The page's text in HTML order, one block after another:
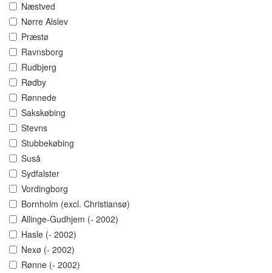
Næstved
Nørre Alslev
Præstø
Ravnsborg
Rudbjerg
Rødby
Rønnede
Sakskøbing
Stevns
Stubbekøbing
Suså
Sydfalster
Vordingborg
Bornholm (excl. Christiansø)
Allinge-Gudhjem (- 2002)
Hasle (- 2002)
Nexø (- 2002)
Rønne (- 2002)